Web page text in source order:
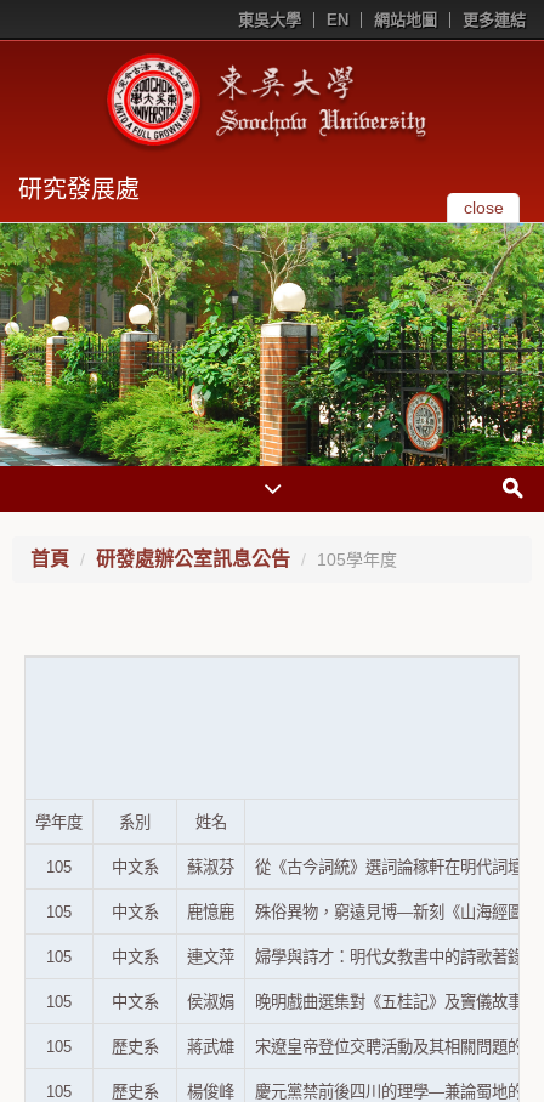
東吳大學 EN 網站地圖 更多連結
研究發展處
close
首頁 研發處辦公室訊息公告 105學年度
學年度 系別 姓名
105 中文系 蘇淑芬 從《古今詞統》選詞論稼軒在明代詞壇
105 中文系 鹿憶鹿 殊俗異物，窮遠見博—新刻《山海經圖》
105 中文系 連文萍 婦學與詩才：明代女教書中的詩歌著錄
105 中文系 侯淑娟 晚明戲曲選集對《五桂記》及竇儀故事
105 歷史系 蔣武雄 宋遼皇帝登位交聘活動及其相關問題的
105 歷史系 楊俊峰 慶元黨禁前後四川的理學—兼論蜀地的道